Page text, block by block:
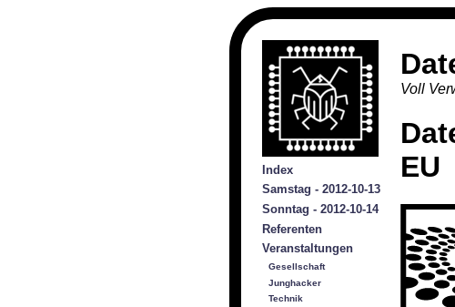
Index
Samstag - 2012-10-13
Sonntag - 2012-10-14
Referenten
Veranstaltungen
Gesellschaft
Junghacker
Technik
Voll
EU